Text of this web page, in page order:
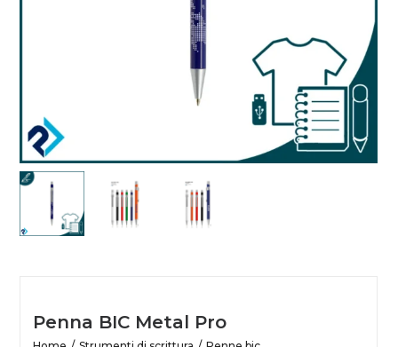
Penna BIC Metal Pro